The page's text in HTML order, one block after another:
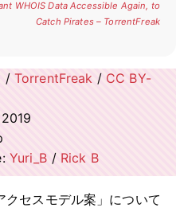
WHOIS Data Accessible Again, to
Catch Pirates – TorrentFreak
/ TorrentFreak / CC BY-
Yuri_B / Rick B
クセスモデル案」について